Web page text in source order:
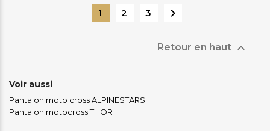
1 2 3 
Retour en haut 
Voir aussi
Pantalon moto cross ALPINESTARS
Pantalon motocross THOR